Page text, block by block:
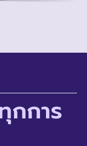
กการ